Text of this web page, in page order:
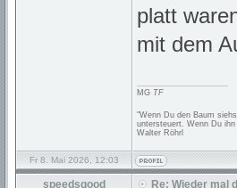
platt
mit dem
MG TF
"Wenn Du den Baum
untersteuert. Wenn Du
Walter Röhrl
Fr 8. Mai 2026, 12:03
speedsgood Re: Wieder mal